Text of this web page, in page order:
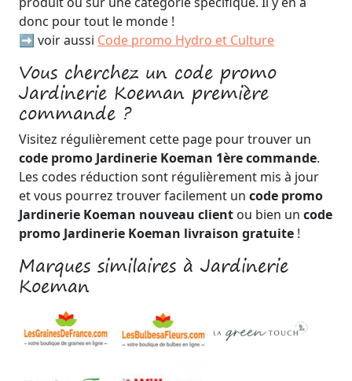
donc pour tout le monde !
➡️ voir aussi Code promo Hydro et Culture
Vous cherchez un code promo
Jardinerie Koeman première
commande ?
Visitez régulièrement cette page pour trouver un
code promo Jardinerie Koeman 1ère commande.
Les codes réduction sont régulièrement mis à jour
et vous pourrez trouver facilement un code promo
Jardinerie Koeman nouveau client ou bien un code
promo Jardinerie Koeman livraison gratuite !
Marques similaires à Jardinerie
Koeman